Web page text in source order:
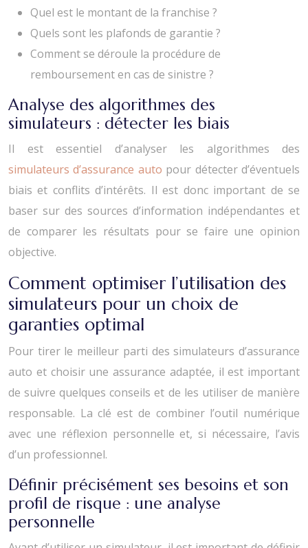
Quel est le montant de la franchise ?
Quels sont les plafonds de garantie ?
Comment se déroule la procédure de
remboursement en cas de sinistre ?
Analyse des algorithmes des
simulateurs : détecter les biais
Il est essentiel d’analyser les algorithmes des
simulateurs d’assurance auto pour détecter d’éventuels
biais et conflits d’intérêts. Il est donc important de se
baser sur des sources d’information indépendantes et
de comparer les résultats pour se faire une opinion
objective.
Comment optimiser l’utilisation des
simulateurs pour un choix de
garanties optimal
Pour tirer le meilleur parti des simulateurs d’assurance
auto et choisir une assurance adaptée, il est important
de suivre quelques conseils et de les utiliser de manière
responsable. La clé est de combiner l’outil numérique
avec une réflexion personnelle et, si nécessaire, l’avis
d’un professionnel.
Définir précisément ses besoins et son
profil de risque : une analyse
personnelle